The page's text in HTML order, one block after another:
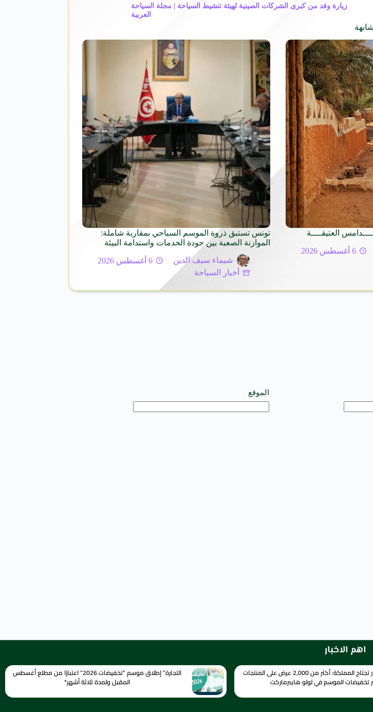
زيارة وفد من كبرى الشركات الصينية لهيئة تنشيط السياحة | مجلة السياحة
العربية
العتيقــــة
6 أغسطس 2026
تونس تستبق ذروة الموسم السياحي بمقاربة شاملة:
الموازنة الصعبة بين جودة الخدمات واستدامة البيئة
شيماء سيف الدين
6 أغسطس 2026
أخبار السياحة
الموقع
اهم الاخبار
عاصفة الأسعار تجتاح المملكة: أكثر من 2,000 عرض على المنتجات
تخفيضات الموسم في لولو هايبرماركت
التجارة” إطلاق موسم “تخفيضات 2026” اعتبارًا من مطلع أغسطس
المقبل ولمدة ثلاثة أشهر*